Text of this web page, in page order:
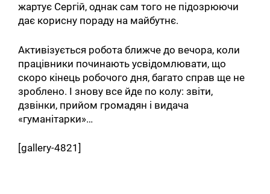
жартує Сергій, однак сам того не підозрюючи
дає корисну пораду на майбутнє.
Активізується робота ближче до вечора, коли
працівники починають усвідомлювати, що
скоро кінець робочого дня, багато справ ще не
зроблено. І знову все йде по колу: звіти,
дзвінки, прийом громадян і видача
«гуманітарки»…
[gallery-4821]